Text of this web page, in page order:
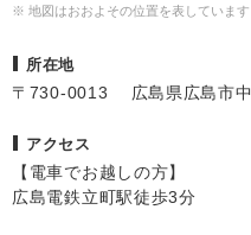
※ 地図はおおよその位置を表していま
所在地
〒730-0013 広島県広島市
アクセス
​【電車でお越しの方】
広島電鉄立町駅徒歩3分